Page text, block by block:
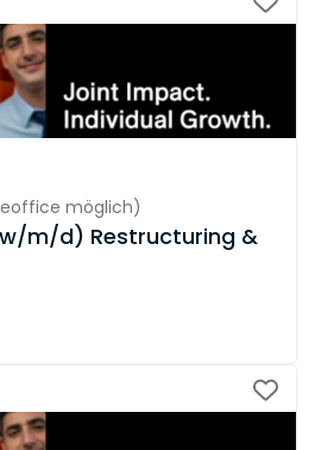
möglich)
m/d) Restructuring &